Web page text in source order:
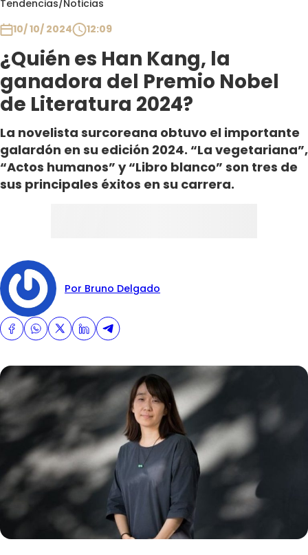
Tendencias/Noticias
10/ 10/ 2024
12:09
¿Quién es Han Kang, la
ganadora del Premio Nobel
de Literatura 2024?
La novelista surcoreana obtuvo el importante
galardón en su edición 2024. “La vegetariana”,
“Actos humanos” y “Libro blanco” son tres de
sus principales éxitos en su carrera.
Por Bruno Delgado
Club De La Comedia
Contigo en Directo
Plan Perfecto
El Tiempo
Sabingo
Todos Los Programas